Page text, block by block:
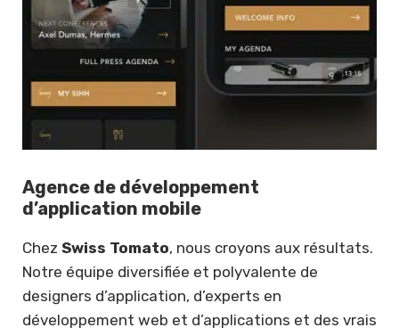
Agence de développement
d’application mobile
Chez Swiss Tomato, nous croyons aux résultats.
Notre équipe diversifiée et polyvalente de
designers d’application, d’experts en
développement web et d’applications et des vrais